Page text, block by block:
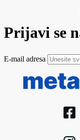
Prijavi se
E-mail adresa